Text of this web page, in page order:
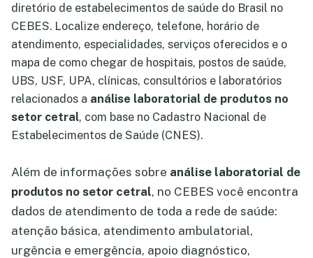
diretório de estabelecimentos de saúde do Brasil no
CEBES. Localize endereço, telefone, horário de
atendimento, especialidades, serviços oferecidos e o
mapa de como chegar de hospitais, postos de saúde,
UBS, USF, UPA, clínicas, consultórios e laboratórios
relacionados a análise laboratorial de produtos no
setor cetral, com base no Cadastro Nacional de
Estabelecimentos de Saúde (CNES).
Além de informações sobre análise laboratorial de
produtos no setor cetral, no CEBES você encontra
dados de atendimento de toda a rede de saúde:
atenção básica, atendimento ambulatorial,
urgência e emergência, apoio diagnóstico,